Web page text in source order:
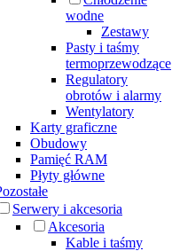
wodne
Zestawy
Pasty i taśmy
termoprzewodzące
Regulatory
obrotów i alarmy
Wentylatory
Karty graficzne
Obudowy
Pamięć RAM
Płyty główne
Serwery i akcesoria
Akcesoria
Kable i taśmy